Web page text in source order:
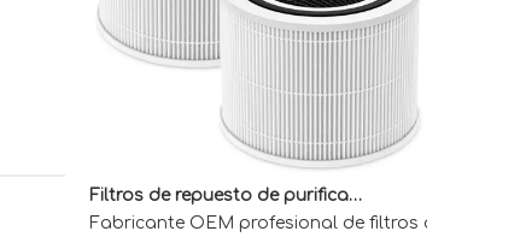
Fabricante OEM profesional de filtros de